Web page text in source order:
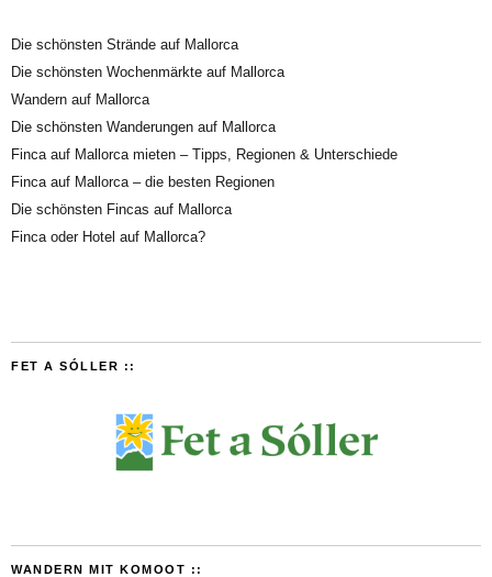
Die schönsten Strände auf Mallorca
Die schönsten Wochenmärkte auf Mallorca
Wandern auf Mallorca
Die schönsten Wanderungen auf Mallorca
Finca auf Mallorca mieten – Tipps, Regionen & Unterschiede
Finca auf Mallorca – die besten Regionen
Die schönsten Fincas auf Mallorca
Finca oder Hotel auf Mallorca?
FET A SÓLLER ::
WANDERN MIT KOMOOT ::